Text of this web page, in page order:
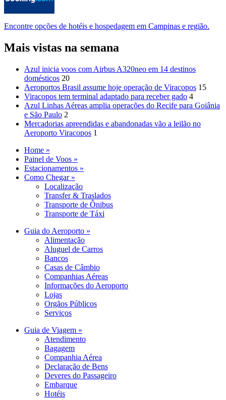
Encontre opções de hotéis e hospedagem em Campinas e região.
Mais vistas na semana
Azul inicia voos com Airbus A320neo em 14 destinos
domésticos 20
Aeroportos Brasil assume hoje operação de Viracopos 15
Viracopos tem terminal adaptado para receber gado 4
Azul Linhas Aéreas amplia operações do Recife para Goiânia
e São Paulo 2
Mercadorias apreendidas e abandonadas vão a leilão no
Aeroporto Viracopos 1
Home »
Painel de Voos »
Estacionamentos »
Como Chegar »
Localização
Transfer & Traslados
Transporte de Ônibus
Transporte de Táxi
Guia do Aeroporto »
Alimentação
Aluguel de Carros
Bancos
Casas de Câmbio
Companhias Aéreas
Informações do Aeroporto
Lojas
Orgãos Públicos
Serviços
Guia de Viagem »
Atendimento
Bagagem
Companhia Aérea
Declaração de Bens
Deveres do Passageiro
Embarque
Hotéis